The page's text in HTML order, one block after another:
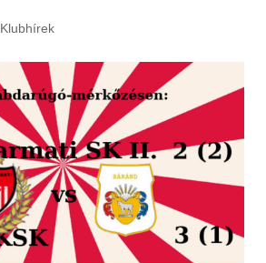
Klubhírek